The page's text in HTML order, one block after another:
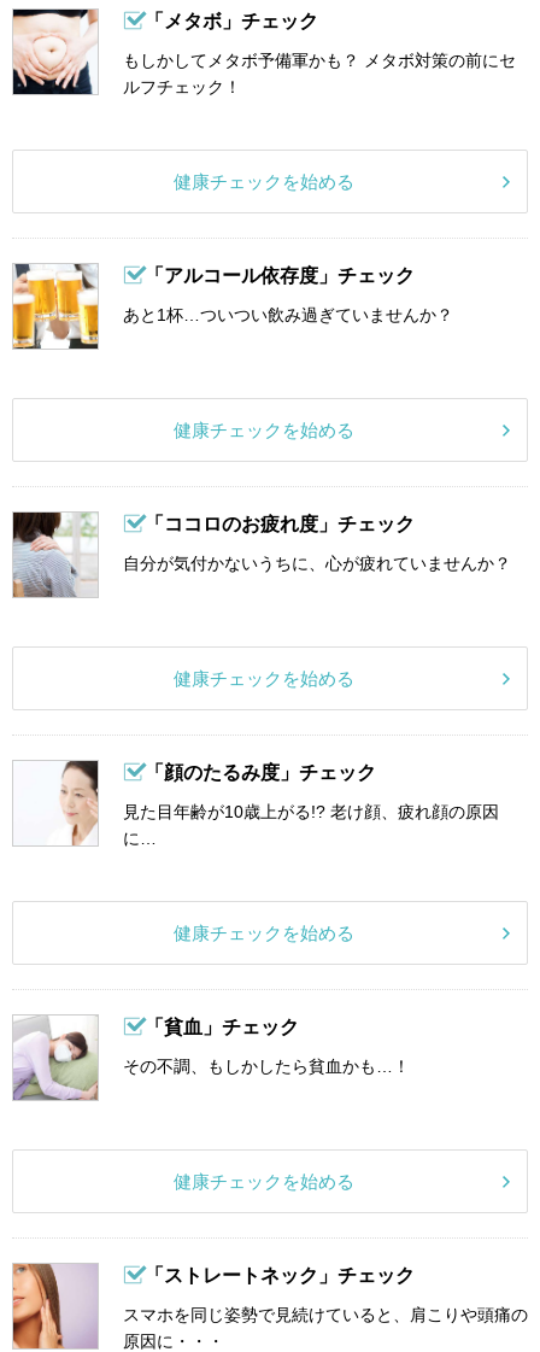
「メタボ」チェック
もしかしてメタボ予備軍かも？ メタボ対策の前にセ
ルフチェック！
健康チェックを始める
「アルコール依存度」チェック
あと1杯…ついつい飲み過ぎていませんか？
健康チェックを始める
「ココロのお疲れ度」チェック
自分が気付かないうちに、心が疲れていませんか？
健康チェックを始める
「顔のたるみ度」チェック
見た目年齢が10歳上がる!? 老け顔、疲れ顔の原因
に…
健康チェックを始める
「貧血」チェック
その不調、もしかしたら貧血かも…！
健康チェックを始める
「ストレートネック」チェック
スマホを同じ姿勢で見続けていると、肩こりや頭痛の
原因に・・・